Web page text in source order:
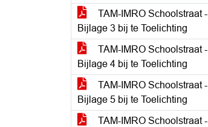
TAM-IMRO Schoolstraat -
Bijlage 3 bij te Toelichting
TAM-IMRO Schoolstraat -
Bijlage 4 bij te Toelichting
TAM-IMRO Schoolstraat -
Bijlage 5 bij te Toelichting
TAM-IMRO Schoolstraat -